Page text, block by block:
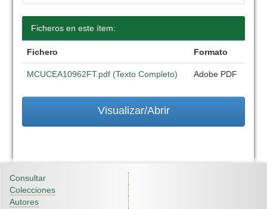
Ficheros en este ítem:
Fichero Formato
MCUCEA10962FT.pdf (Texto Completo) Adobe PDF
Visualizar/Abrir
Consultar
Colecciones
Autores